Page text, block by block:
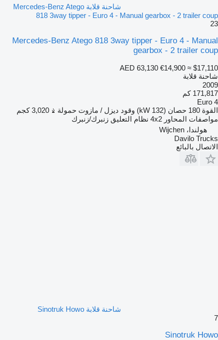
شاحنة قلابة Mercedes-Benz Atego
818 3way tipper - Euro 4 - Manual gearbox - 2 trailer coup
23
Mercedes-Benz Atego 818 3way tipper - Euro 4 - Manual
gearbox - 2 trailer coup
AED 63,130 €14,900 ≈ $17,110
شاحنة قلابة
2009
171,817 كم
Euro 4
القوة 180 حصان (132 kW) وقود ديزل / مازوت حمولة
3,020 كجم
مواصفات المحاور 4x2 نظام التعليق زنبرك/زنبرك
هولندا، Wijchen
Davilo Trucks
الاتصال بالبائع
شاحنة قلابة Sinotruk Howo
7
Sinotruk Howo